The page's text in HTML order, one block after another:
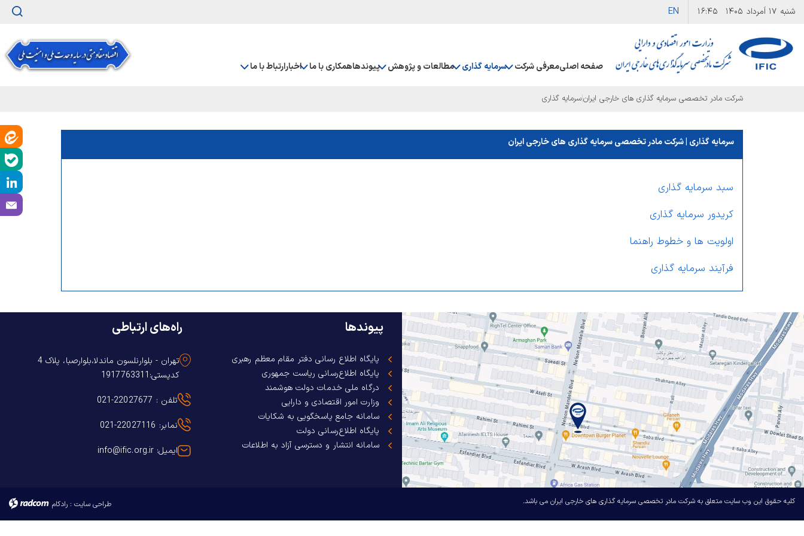
شنبه ۱۷ اَمرداد ۱۴۰۵ ۱۶:۴۵ EN
صفحه اصلیمعرفی شرکت سرمایه گذاری مطالعات و پژوهش پیوندهاهمکاری با ما اخبارارتباط با ما
شرکت مادر تخصصی سرمایه گذاری های خارجی ایران|سرمایه گذاری
سرمایه گذاری | شرکت مادر تخصصی سرمایه گذاری های خارجی ایران
سبد سرمایه گذاری
کریدور سرمایه گذاری
اولویت ها و خطوط راهنما
فرآیند سرمایه گذاری
پیوندها
پایگاه اطلاع رسانی دفتر مقام معظم رهبری
پایگاه اطلاع‌رسانی ریاست جمهوری
درگاه ملی خدمات دولت هوشمند
وزارت امور اقتصادی و دارایی
سامانه جامع پاسخگویی به شکایات
پایگاه اطلاع‌رسانی دولت
سامانه انتشار و دسترسی آزاد به اطلاعات
راه‌های ارتباطی
تهران - بلوارنلسون ماندلا،بلوارصبا، پلاک 4
کدپستی:1917763311
تلفن : 22027677-021
نمابر: 22027116-021
ایمیل: info@ific.org.ir
کلیه حقوق این وب سایت متعلق به شرکت مادر تخصصی سرمایه گذاری های خارجی ایران می باشد. طراحی سایت : رادکام radcom